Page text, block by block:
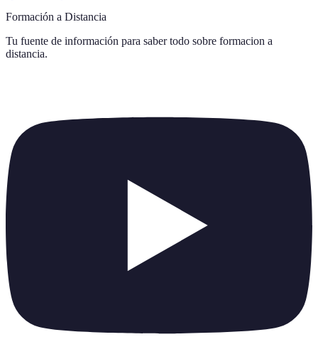
Formación a Distancia
Tu fuente de información para saber todo sobre formacion a
distancia.